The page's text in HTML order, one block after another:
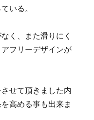
いる。
く、また滑りにく
フリーデザインが
せて頂きました内
高める事も出来ま